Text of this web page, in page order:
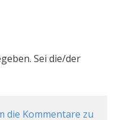
Sei die/der
die Kommentare zu